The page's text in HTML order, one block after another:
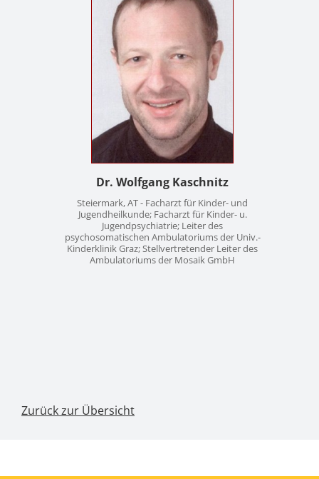
Dr. Wolfgang Kaschnitz
Steiermark, AT - Facharzt für Kinder- und
Jugendheilkunde; Facharzt für Kinder- u.
Jugendpsychiatrie; Leiter des
psychosomatischen Ambulatoriums der Univ.-
Kinderklinik Graz; Stellvertretender Leiter des
Ambulatoriums der Mosaik GmbH
Zurück zur Übersicht